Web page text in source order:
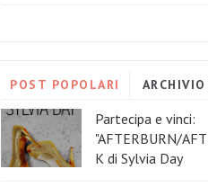
POST POPOLARI
Partecipa e vinci:
"AFTERBURN/
K di Sylvia Day